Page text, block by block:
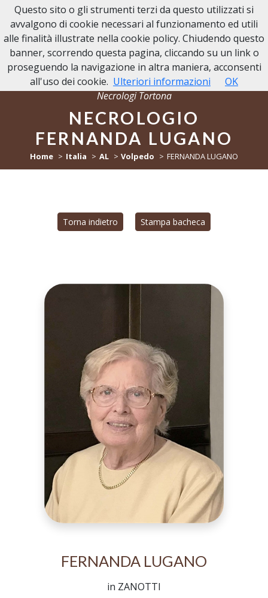
NECROLOGI TORTONA
Necrologi Tortona
NECROLOGIO
FERNANDA LUGANO
Home Italia AL Volpedo FERNANDA LUGANO
Torna indietro Stampa bacheca
FERNANDA LUGANO
in ZANOTTI
Questo sito o gli strumenti terzi da questo utilizzati si
avvalgono di cookie necessari al funzionamento ed utili
alle finalità illustrate nella cookie policy. Chiudendo questo
banner, scorrendo questa pagina, cliccando su un link o
proseguendo la navigazione in altra maniera, acconsenti
all'uso dei cookie. Ulteriori informazioni OK